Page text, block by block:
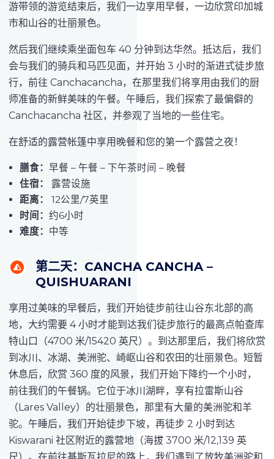
游带领的游览结束后，我们一边享用早餐，一边欣赏印加城
市和山谷的壮丽景色。
然后我们继续乘坐面包车 40 分钟到达华然。抵达后，我们
会与我们的骑兵和马匹见面，并开始 3 小时的渐进式徒步旅
行，前往 Canchacancha，在那里我们将享用由我们的厨
师准备的新鲜美味的午餐。午睡后，我们探索了最偏僻的
Canchacancha 社区，并参观了当地的一些住宅。
在舒适的露营帐篷中享用晚餐和您的第一个露营之夜！
膳食： 早餐 – 午餐 – 下午茶时间 – 晚餐
住宿：
露营设施
距离：
12公里/7英里
时间： 约6小时
难度： 中等
第二天：CANCHA CANCHA –
QUISHUARANI
享用过美味的早餐后，我们开始徒步前往山谷东北部的高
地，大约需要 4 小时才能到达我们徒步旅行的最高点帕查库
特山口（4700 米/15420 英尺）。到达那里后，我们将欣赏
到冰川、冰湖、美洲驼、崎岖山谷和农田的壮丽景色。短暂
休息后，欣赏 360 度的风景，我们开始下降约一个小时，
前往我们的午餐锅。它位于冰川湖畔，享有拉雷斯山谷
（Lares Valley）的壮丽景色，那里有大量的美洲驼和羊
驼。午睡后，我们开始徒步下坡，再徒步 2 小时到达
Kiswarani 社区附近的露营地（海拔 3700 米/12,139 英